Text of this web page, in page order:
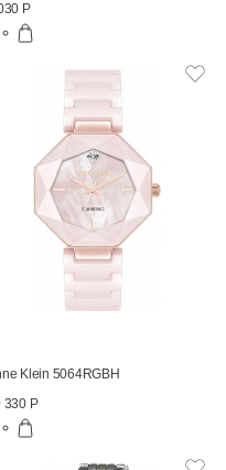
Р
Klein 5064RGBH
330 Р